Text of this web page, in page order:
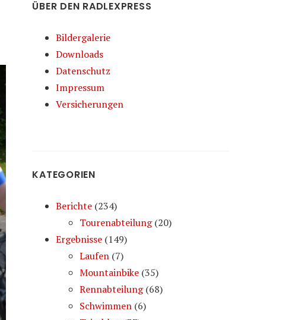
ÜBER DEN RADLEXPRESS
Bildergalerie
Downloads
Datenschutz
Impressum
Versicherungen
KATEGORIEN
Berichte (234)
Tourenabteilung(20)
Ergebnisse (149)
Laufen (7)
Mountainbike (35)
Rennabteilung(68)
Schwimmen (6)